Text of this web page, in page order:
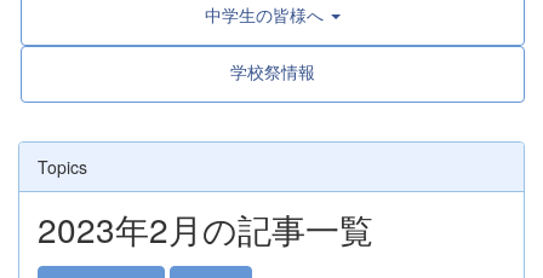
中学生の皆様へ
学校祭情報
Topics
2023年2月の記事一覧